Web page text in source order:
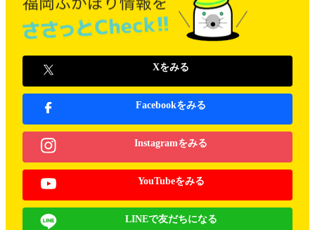
Xをみる
Facebookをみる
Instagramをみる
YouTubeをみる
LINEで友だちになる